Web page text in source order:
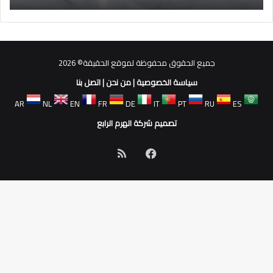
جميع الحقوق محفوظة لموقع الحقيقة© 2026
سياسة الخصوصية|من نحن|اتصل بنا
AR
NL EN FR DE IT PT RU
ES
تصميم شركة الهرم الرابع
فيسبوك
الموقع